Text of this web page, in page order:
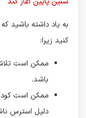
به یاد داشته باشید
کنید زیرا:
ممکن است
باشد.
ممکن است
دلیل استرس